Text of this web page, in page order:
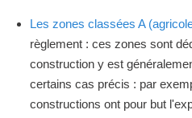
Les zones classées A
règlement : ces zones sont
construction y est
certains cas précis : par
constructions ont pour but